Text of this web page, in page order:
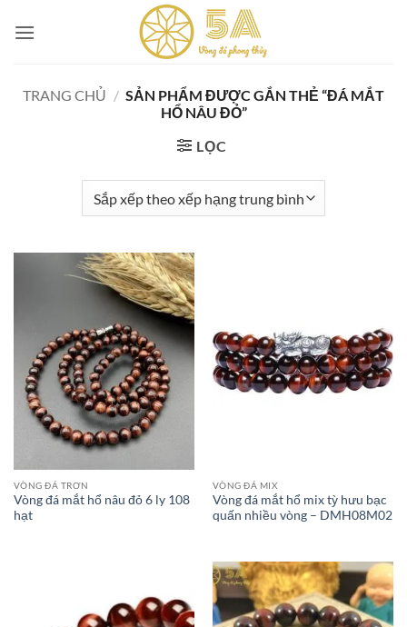
TRANG CHỦ / SẢN PHẨM ĐƯỢC GẮN THẺ “ĐÁ MẮT
HỔ NÂU ĐỎ”
LỌC
VÒNG ĐÁ TRƠN
Vòng đá mắt hổ nâu đỏ 6 ly 108
hạt
VÒNG ĐÁ MIX
Vòng đá mắt hổ mix tỳ hưu bạc
quấn nhiều vòng – DMH08M02